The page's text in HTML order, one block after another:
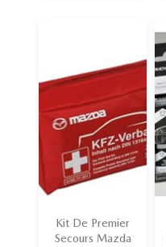
Kit De Premier
Secours Mazda